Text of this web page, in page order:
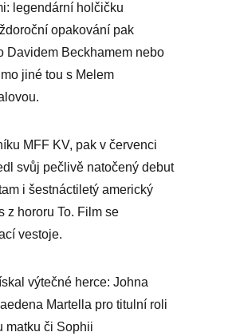
legendární holčičku
opakování pak
Davidem Beckhamem nebo
jiné tou s Melem
MFF KV, pak v červenci
svůj pečlivě natočený debut
i šestnáctiletý americký
z hororu To. Film se
vestoje.
výtečné herce: Johna
Martella pro titulní roli
matku či Sophii